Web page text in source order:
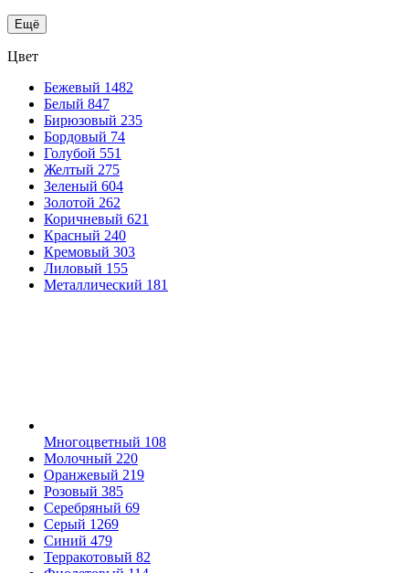
Ещё
Цвет
Бежевый 1482
Белый 847
Бирюзовый 235
Бордовый 74
Голубой 551
Желтый 275
Зеленый 604
Золотой 262
Коричневый 621
Красный 240
Кремовый 303
Лиловый 155
Металлический 181
Многоцветный 108
Молочный 220
Оранжевый 219
Розовый 385
Серебряный 69
Серый 1269
Синий 479
Терракотовый 82